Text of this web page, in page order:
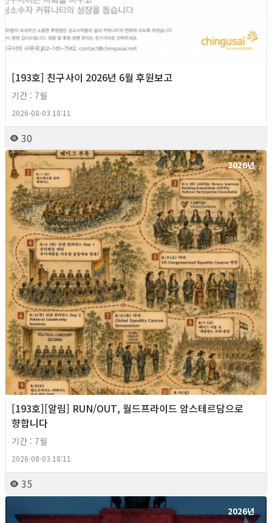
[193호] 친구사이 2026년 6월 후원보고
기간 : 7월
2026-08-03 18:11
30
2026년
[193호][알림] RUN/OUT, 월드프라이드 암스테르담으로
향합니다
기간 : 7월
2026-08-03 18:11
35
2026년